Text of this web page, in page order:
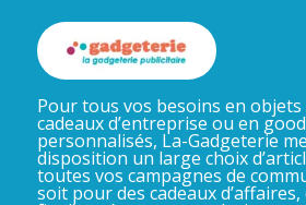
Pour tous vos besoins en
cadeaux d’entreprise ou en
personnalisés, La-Gadgeterie
disposition un large choix
toutes vos campagnes de
soit pour des cadeaux d’affaires,